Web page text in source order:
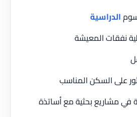
الدراسية
نفقات المعيشة
على السكن المناسب
في مشاريع بحثية مع أساتذة